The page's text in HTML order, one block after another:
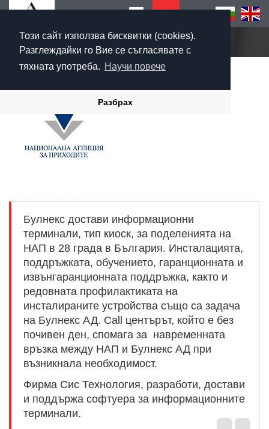
Този сайт използва бисквитки (cookies).
Разглеждайки го Вие се съгласявате с
тяхната употреба. Научи повече
Разбрах
Начало
Булнекс достави информационни
терминали, тип киоск, за поделенията на
НАП в 28 града в България. Инсталацията,
поддръжката, обучението, гаранционната и
извънгаранционната поддръжка, както и
редовната профилактиката на
инсталираните устройства също са задача
на Булнекс АД. Call центърът, който е без
почивен ден, спомага за навременната
връзка между НАП и Булнекс АД при
възникнала необходимост.
Фирма Сис Технология, разработи, достави
и поддържа софтуера за информационните
терминали.